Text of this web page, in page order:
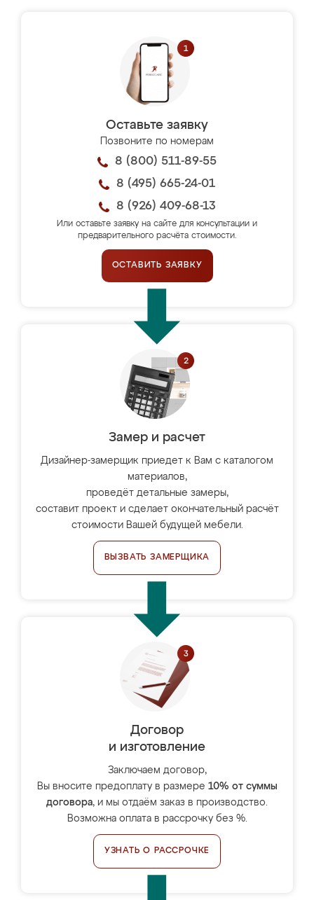
Оставьте заявку
Позвоните по номерам
8 (800) 511-89-55
8 (495) 665-24-01
8 (926) 409-68-13
Или оставьте заявку на сайте для консультации и
предварительного расчёта стоимости.
ОСТАВИТЬ ЗАЯВКУ
Замер и расчет
Дизайнер-замерщик приедет к Вам с каталогом
материалов,
проведёт детальные замеры,
составит проект и сделает окончательный расчёт
стоимости Вашей будущей мебели.
ВЫЗВАТЬ ЗАМЕРЩИКА
Договор
и изготовление
Заключаем договор,
Вы вносите предоплату в размере 10% от суммы
договора, и мы отдаём заказ в производство.
Возможна оплата в рассрочку без %.
УЗНАТЬ О РАССРОЧКЕ